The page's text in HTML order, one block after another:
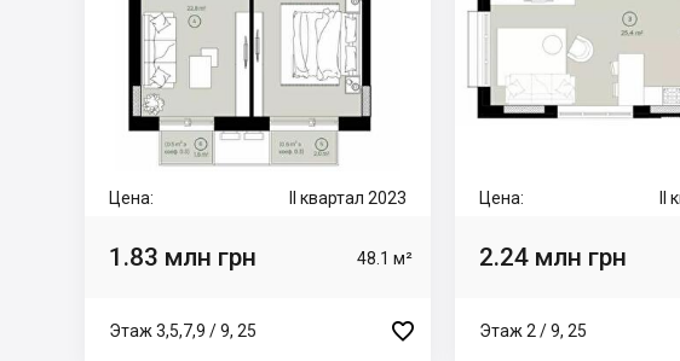
Цена: II квартал 2023
1.83 млн грн 48.1 м²
Этаж 3,5,7,9 / 9, 25 
Цена:
2.24 млн грн
Этаж 2 / 9, 25